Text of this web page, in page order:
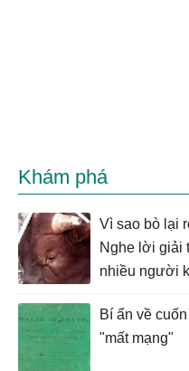
Khám phá
Vì sao bò lại
Nghe lời giải
nhiều người
Bí ẩn về
"mất mạng"